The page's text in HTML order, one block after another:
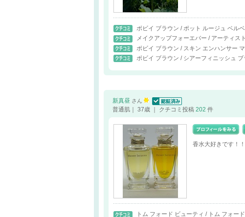
ボビイ ブラウン / ポット ルージュ ベル
メイクアップフォーエバー / アーティス
ボビイ ブラウン / スキン エンハンサー
ボビイ ブラウン / シアーフィニッシュ
新真昼 さん
認証済
普通肌｜ 37歳 ｜ クチコミ投稿 202 件
香水大好きです！！
トム フォード ビューティ / トム フォー